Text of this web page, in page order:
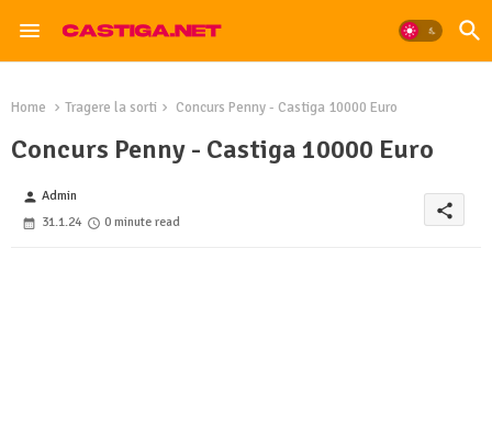
Home Tragere la sorti Concurs Penny - Castiga 10000 Euro
Concurs Penny - Castiga 10000 Euro
person Admin
31.1.24
0 minute read
share